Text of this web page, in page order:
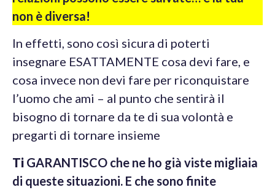
non è diversa!
In effetti, sono così sicura di poterti
insegnare ESATTAMENTE cosa devi fare, e
cosa invece non devi fare per riconquistare
l’uomo che ami – al punto che sentirà il
bisogno di tornare da te di sua volontà e
pregarti di tornare insieme
Ti GARANTISCO che ne ho già viste migliaia
di queste situazioni. E che sono finite